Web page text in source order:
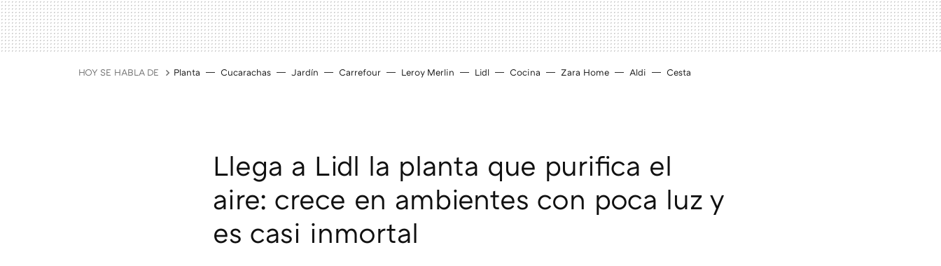
HOY SE HABLA DE Planta Cucarachas Jardín Carrefour Leroy Merlin Lidl Cocina Zara Home Aldi Cesta
Llega a Lidl la planta que purifica el
aire: crece en ambientes con poca luz y
es casi inmortal